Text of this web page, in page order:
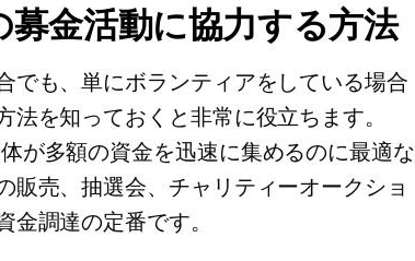
金活動に協力する方法
でも、単にボランティアをしている場合
法を知っておくと非常に役立ちます。
が多額の資金を迅速に集めるのに最適な
販売、抽選会、チャリティーオークショ
金調達の定番です。